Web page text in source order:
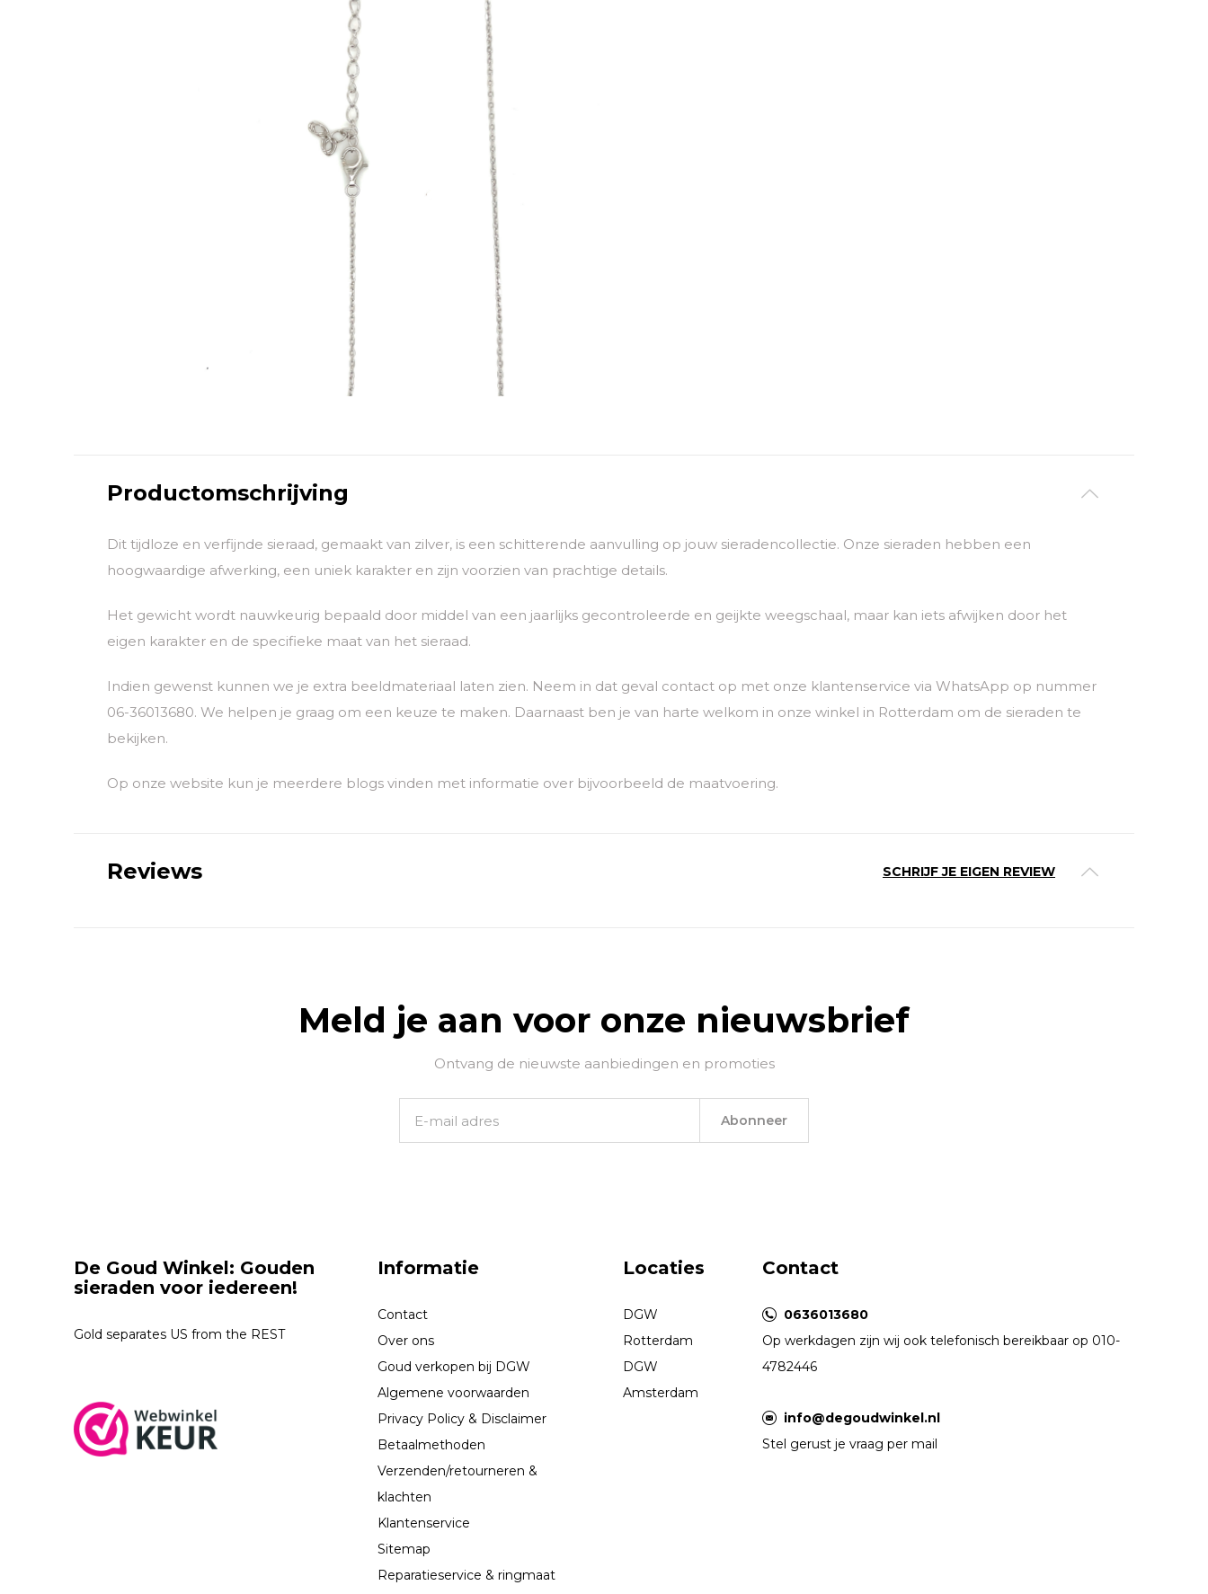
Productomschrijving
Dit tijdloze en verfijnde sieraad, gemaakt van zilver, is een schitterende aanvulling op jouw sieradencollectie. Onze sieraden hebben een
hoogwaardige afwerking, een uniek karakter en zijn voorzien van prachtige details.
Het gewicht wordt nauwkeurig bepaald door middel van een jaarlijks gecontroleerde en geijkte weegschaal, maar kan iets afwijken door het
eigen karakter en de specifieke maat van het sieraad.
Indien gewenst kunnen we je extra beeldmateriaal laten zien. Neem in dat geval contact op met onze klantenservice via WhatsApp op nummer
06-36013680. We helpen je graag om een keuze te maken. Daarnaast ben je van harte welkom in onze winkel in Rotterdam om de sieraden te
bekijken.
Op onze website kun je meerdere blogs vinden met informatie over bijvoorbeeld de maatvoering.
Reviews SCHRIJF JE EIGEN REVIEW
Meld je aan voor onze nieuwsbrief
Ontvang de nieuwste aanbiedingen en promoties
Abonneer
De Goud Winkel: Gouden
sieraden voor iedereen!
Gold separates US from the REST
Informatie
Contact
Over ons
Goud verkopen bij DGW
Algemene voorwaarden
Privacy Policy & Disclaimer
Betaalmethoden
Verzenden/retourneren &
klachten
Klantenservice
Sitemap
Reparatieservice & ringmaat
Locaties
DGW
Rotterdam
DGW
Amsterdam
Contact
0636013680
Op werkdagen zijn wij ook telefonisch bereikbaar op 010-
4782446
info@degoudwinkel.nl
Stel gerust je vraag per mail